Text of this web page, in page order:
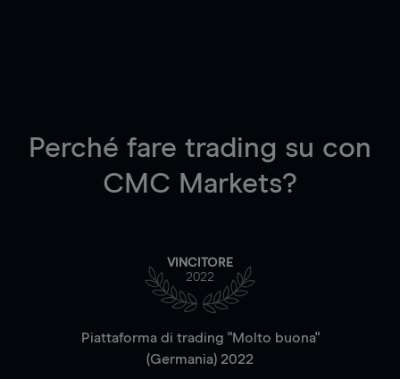
Perché fare trading su con
CMC Markets?
VINCITORE
2022
Piattaforma di trading "Molto buona"
(Germania) 2022